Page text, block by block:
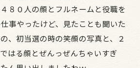
８０人の顔とフルネームと役職を
事やったけど、見たことも聞いた
、初当選の時の笑顔の写真と、２
はる顔とぜんっぜんちゃいすぎ